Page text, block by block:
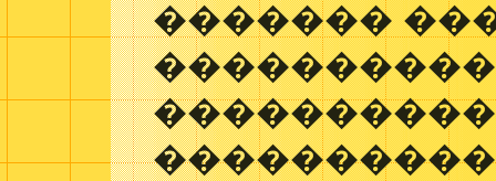
�������